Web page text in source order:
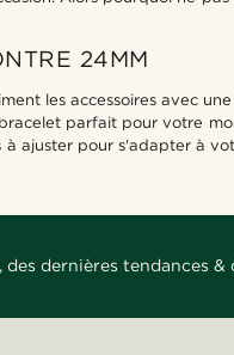
24MM
les accessoires avec
parfait pour votre
ajuster pour s'adapter à
dernières tendances &